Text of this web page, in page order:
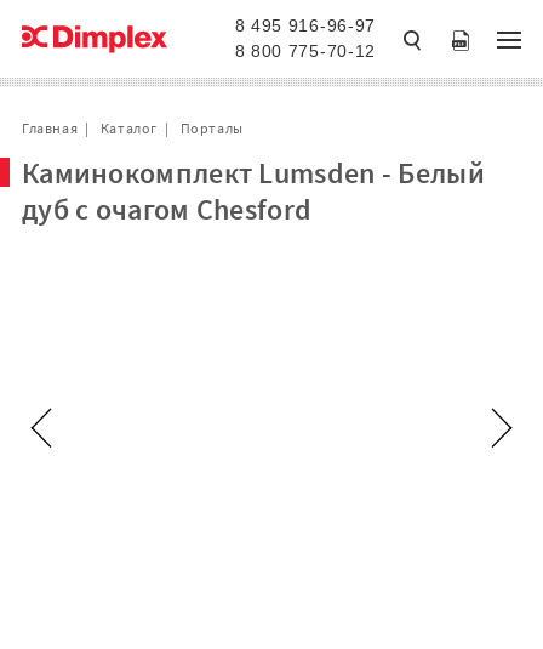
8 495 916-96-97
8 800 775-70-12
Главная Каталог Порталы
Каминокомплект Lumsden - Белый
дуб с очагом Chesford